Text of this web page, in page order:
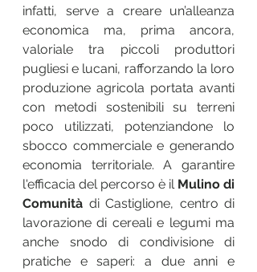
infatti, serve a creare un’alleanza
economica ma, prima ancora,
valoriale tra piccoli produttori
pugliesi e lucani, rafforzando la loro
produzione agricola portata avanti
con metodi sostenibili su terreni
poco utilizzati, potenziandone lo
sbocco commerciale e generando
economia territoriale. A garantire
l'efficacia del percorso è il Mulino di
Comunità di Castiglione, centro di
lavorazione di cereali e legumi ma
anche snodo di condivisione di
pratiche e saperi: a due anni e